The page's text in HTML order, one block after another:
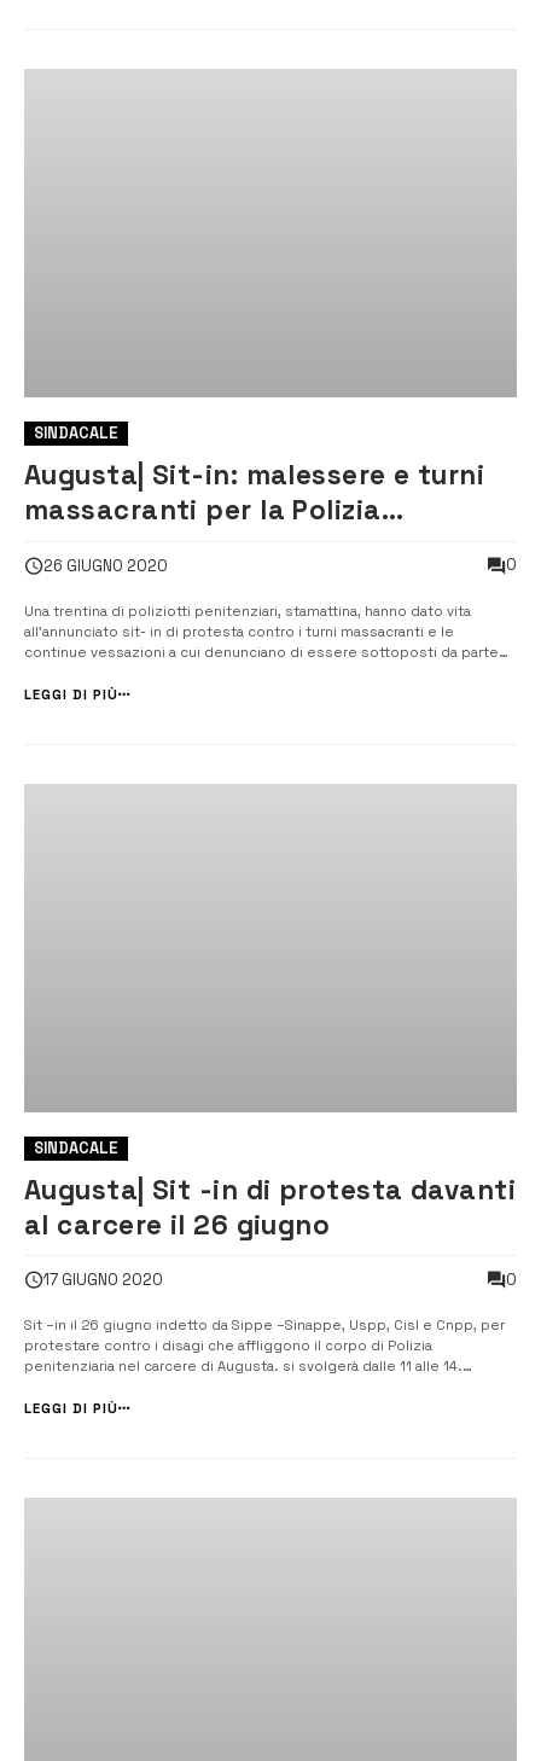
SINDACALE
Augusta| Sit-in: malessere e turni
massacranti per la Polizia
26 GIUGNO 2020 0
Una trentina di poliziotti penitenziari, stamattina, hanno dato vita
all’annunciato sit- in di protesta contro i turni massacranti e le
continue vessazioni a cui denunciano di essere sottoposti da parte
carenza di organico di circa 56 unità. Hanno sottoscritto un pr...
LEGGI DI PIÙ
SINDACALE
Augusta| Sit -in di protesta davanti
al carcere il 26 giugno
17 GIUGNO 2020 0
Sit –in il 26 giugno indetto da Sippe –Sinappe, Uspp, Cisl e Cnpp, per
protestare contro i disagi che affliggono il corpo di Polizia
penitenziaria nel carcere di Augusta. si svolgerà dalle 11 alle 14.
–Sinappe, l’Uspp, la Cisl e il Cnpp dopo aver […]
LEGGI DI PIÙ